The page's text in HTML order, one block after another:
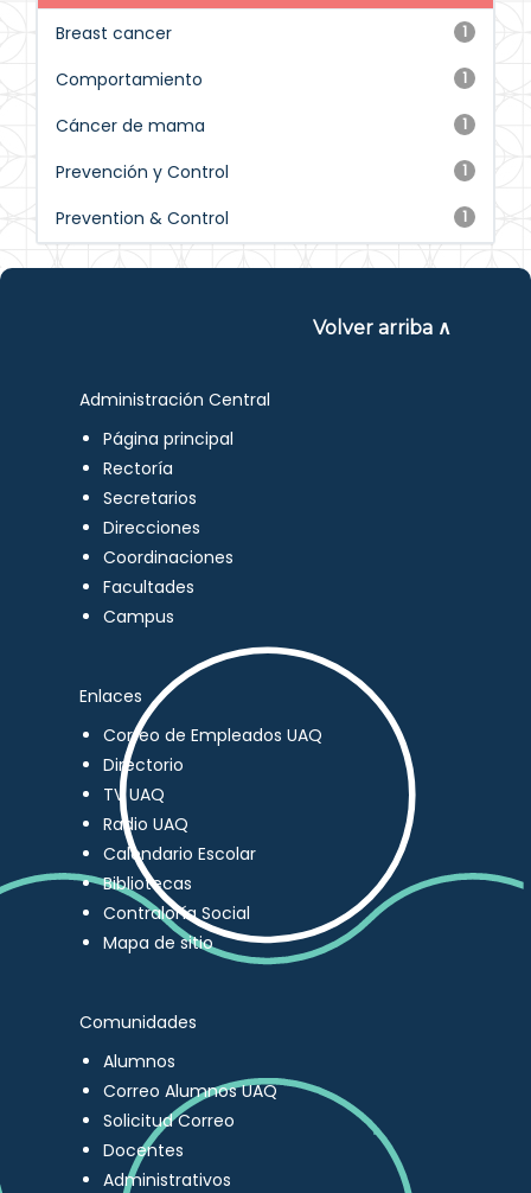
1
Breast cancer
1
Comportamiento
1
Cáncer de mama
1
Prevención y Control
1
Prevention & Control
Volver arriba ∧
Administración Central
Página principal
Rectoría
Secretarios
Direcciones
Coordinaciones
Facultades
Campus
Enlaces
Correo de Empleados UAQ
Directorio
TV UAQ
Radio UAQ
Calendario Escolar
Bibliotecas
Contraloría Social
Mapa de sitio
Comunidades
Alumnos
Correo Alumnos UAQ
Solicitud Correo
Docentes
Administrativos